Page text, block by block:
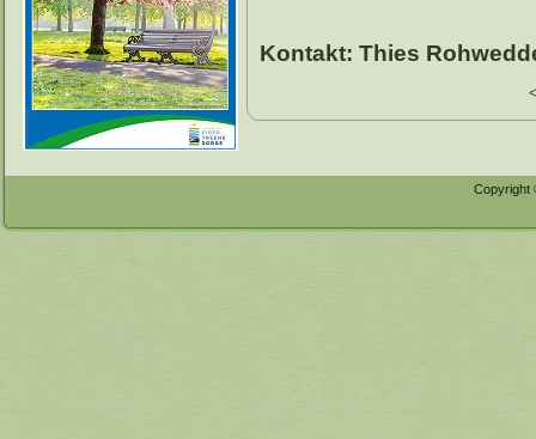
Kontakt: Thies
Copyright